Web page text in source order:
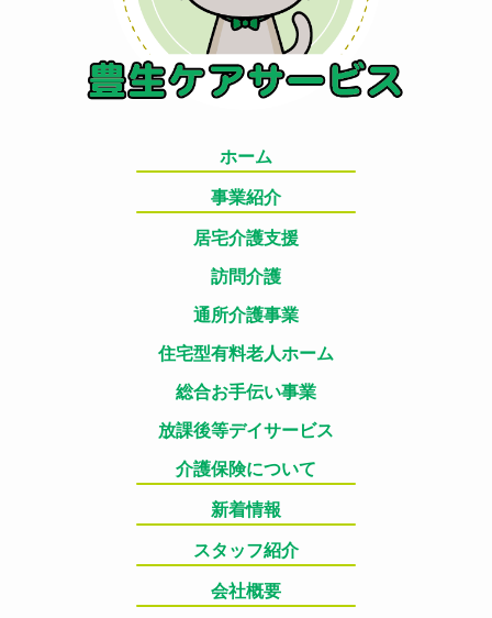
ホーム
事業紹介
居宅介護支援
訪問介護
通所介護事業
住宅型有料老人ホーム
総合お手伝い事業
放課後等デイサービス
介護保険について
新着情報
スタッフ紹介
会社概要